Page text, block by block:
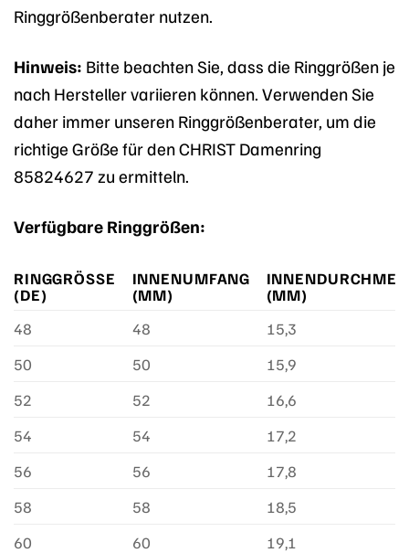
Ringgrößenberater nutzen.
Hinweis: Bitte beachten Sie, dass die Ringgrößen je
nach Hersteller variieren können. Verwenden Sie
daher immer unseren Ringgrößenberater, um die
richtige Größe für den CHRIST Damenring
85824627 zu ermitteln.
Verfügbare Ringgrößen:
RINGGRÖSSE (
DE)
INNENUMFANG
(MM)
(MM)
48
48
15,3
50
50
15,9
52
52
16,6
54
54
17,2
56
56
17,8
58
58
18,5
60
60 19,1